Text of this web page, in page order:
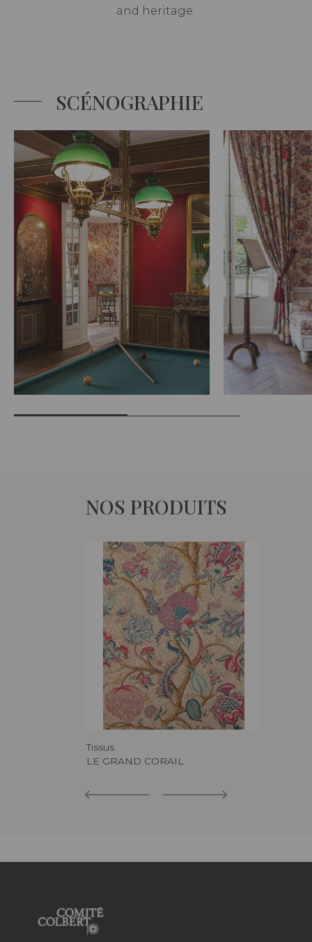
and heritage
SCÉNOGRAPHIE
NOS PRODUITS
Tissus
LE GRAND CORAIL